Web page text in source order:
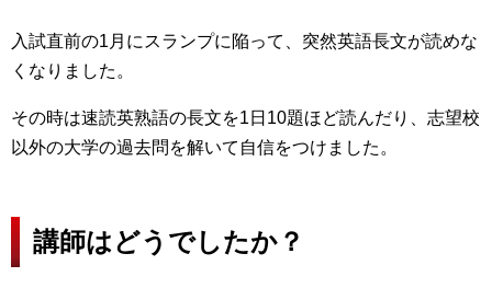
入試直前の1月にスランプに陥って、突然英語長文が読めな
くなりました。
その時は速読英熟語の長文を1日10題ほど読んだり、志望校
以外の大学の過去問を解いて自信をつけました。
講師はどうでしたか？